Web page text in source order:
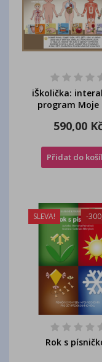
iŠkolička:
program Moje
590,00
Přidat do
SLEVA!
Rok s
-